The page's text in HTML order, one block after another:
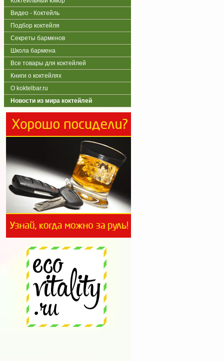
Видео - Коктейль
Подбор коктейля
Секреты барменов
Школа бармена
Все товары для коктейлей
Книги о коктейлях
О koktelbar.ru
Новости из мира коктейлей